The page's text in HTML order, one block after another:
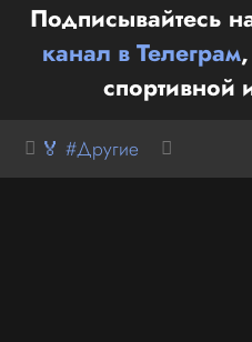
Подписывайтесь
канал в Телеграм
спортивной
🏅 #Другие